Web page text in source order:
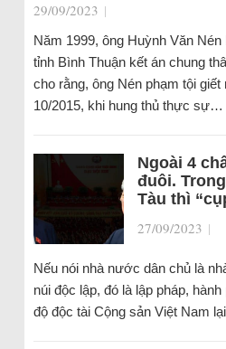
29/09/2023 |
Năm 1999, ông Huỳnh Văn
tỉnh Bình Thuận kết án chung
cho rằng, ông Nén phạm tội
10/2015, khi hung thủ thực sự…
Ngoài 4
đuôi.
Tàu thì
27/09/2023 |
Nếu nói nhà nước dân chủ là
núi độc lập, đó là lập pháp,
độ độc tài Cộng sản Việt Nam